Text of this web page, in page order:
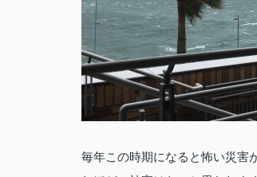
毎年この時期になると怖い災害